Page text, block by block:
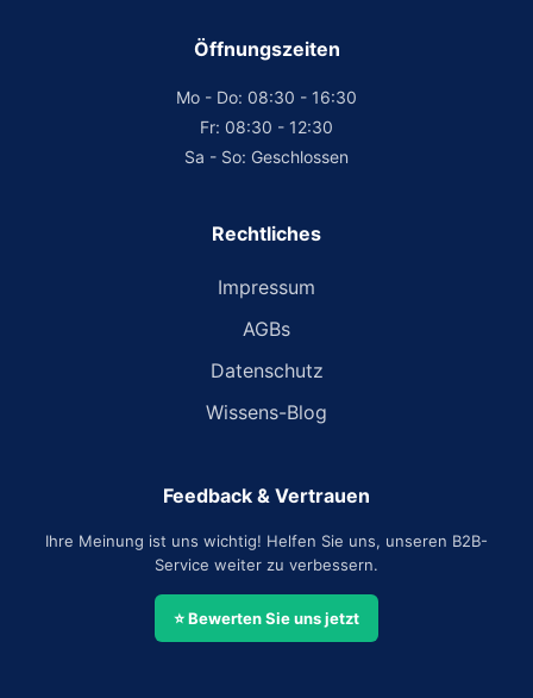
Öffnungszeiten
Mo - Do: 08:30 - 16:30
Fr: 08:30 - 12:30
Sa - So: Geschlossen
Rechtliches
Impressum
AGBs
Datenschutz
Wissens-Blog
Feedback & Vertrauen
Ihre Meinung ist uns wichtig! Helfen Sie uns, unseren B2B-
Service weiter zu verbessern.
⭐ Bewerten Sie uns jetzt